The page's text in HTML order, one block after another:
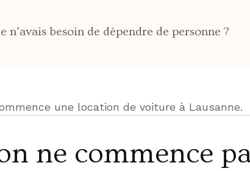
n’avais besoin de dépendre de personne ?
une location de voiture à Lausanne.
ne commence